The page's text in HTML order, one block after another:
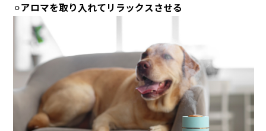
⚪︎アロマを取り入れてリラックスさせる